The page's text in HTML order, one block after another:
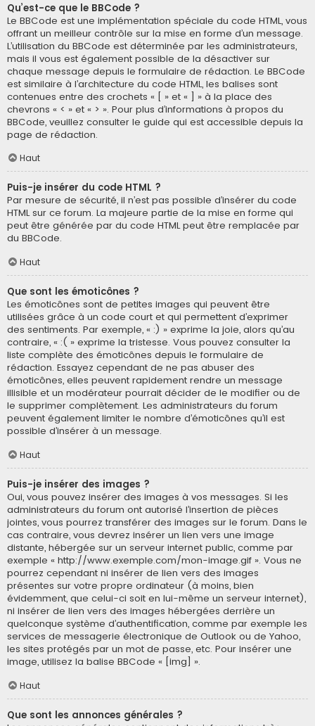
Qu’est-ce que le BBCode ?
Le BBCode est une implémentation spéciale du code HTML, vous
offrant un meilleur contrôle sur la mise en forme d’un message.
L’utilisation du BBCode est déterminée par les administrateurs,
mais il vous est également possible de la désactiver sur
chaque message depuis le formulaire de rédaction. Le BBCode
est similaire à l’architecture du code HTML, les balises sont
contenues entre des crochets « [ » et « ] » à la place des
chevrons « < » et « > ». Pour plus d’informations à propos du
BBCode, veuillez consulter le guide qui est accessible depuis la
page de rédaction.
Haut
Puis-je insérer du code HTML ?
Par mesure de sécurité, il n’est pas possible d’insérer du code
HTML sur ce forum. La majeure partie de la mise en forme qui
peut être générée par du code HTML peut être remplacée par
du BBCode.
Haut
Que sont les émoticônes ?
Les émoticônes sont de petites images qui peuvent être
utilisées grâce à un code court et qui permettent d’exprimer
des sentiments. Par exemple, « :) » exprime la joie, alors qu’au
contraire, « :( » exprime la tristesse. Vous pouvez consulter la
liste complète des émoticônes depuis le formulaire de
rédaction. Essayez cependant de ne pas abuser des
émoticônes, elles peuvent rapidement rendre un message
illisible et un modérateur pourrait décider de le modifier ou de
le supprimer complètement. Les administrateurs du forum
peuvent également limiter le nombre d’émoticônes qu’il est
possible d’insérer à un message.
Haut
Puis-je insérer des images ?
Oui, vous pouvez insérer des images à vos messages. Si les
administrateurs du forum ont autorisé l’insertion de pièces
jointes, vous pourrez transférer des images sur le forum. Dans le
cas contraire, vous devrez insérer un lien vers une image
distante, hébergée sur un serveur internet public, comme par
exemple « http://www.exemple.com/mon-image.gif ». Vous ne
pourrez cependant ni insérer de lien vers des images
présentes sur votre propre ordinateur (à moins, bien
évidemment, que celui-ci soit en lui-même un serveur internet),
ni insérer de lien vers des images hébergées derrière un
quelconque système d’authentification, comme par exemple les
services de messagerie électronique de Outlook ou de Yahoo,
les sites protégés par un mot de passe, etc. Pour insérer une
image, utilisez la balise BBCode « [img] ».
Haut
Que sont les annonces générales ?